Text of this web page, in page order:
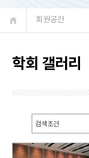
회원공간
학회 갤러리